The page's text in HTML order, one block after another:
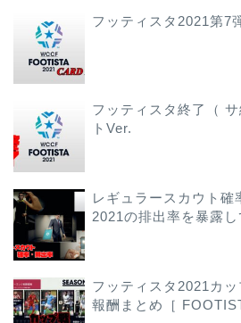
フッティスタ2021第7
フッティスタ終了（
トVer.
レギュラースカウト確
2021の排出率を暴露し
フッティスタ2021カ
報酬まとめ［